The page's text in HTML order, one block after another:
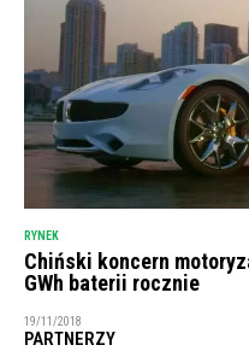
RYNEK
Chiński koncern
GWh baterii rocznie
19/11/2018
PARTNERZY